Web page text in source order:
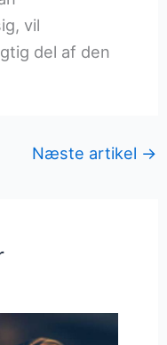
vil
del af den
Næste artikel →